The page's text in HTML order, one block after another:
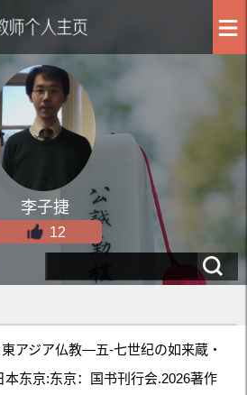
李子捷
12
アジア仏教―五‐七世纪の如来蔵・
东京:东京：国书刊行会.2026著作